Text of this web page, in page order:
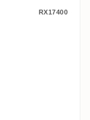
fût 2019
RX17400